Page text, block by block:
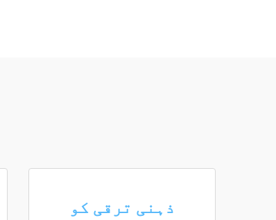
ذہنی ترقی کو